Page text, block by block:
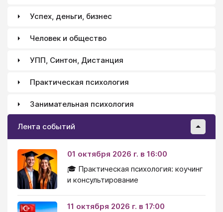
Успех, деньги, бизнес
Человек и общество
УПП, Синтон, Дистанция
Практическая психология
Занимательная психология
Лента событий
01 октября 2026 г. в 16:00
🎓 Практическая психология: коучинг
и консультирование
11 октября 2026 г. в 17:00